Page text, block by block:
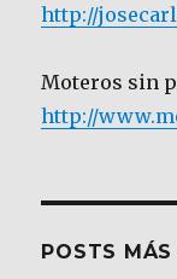
http://
Moteros sin
http://
POSTS MÁS